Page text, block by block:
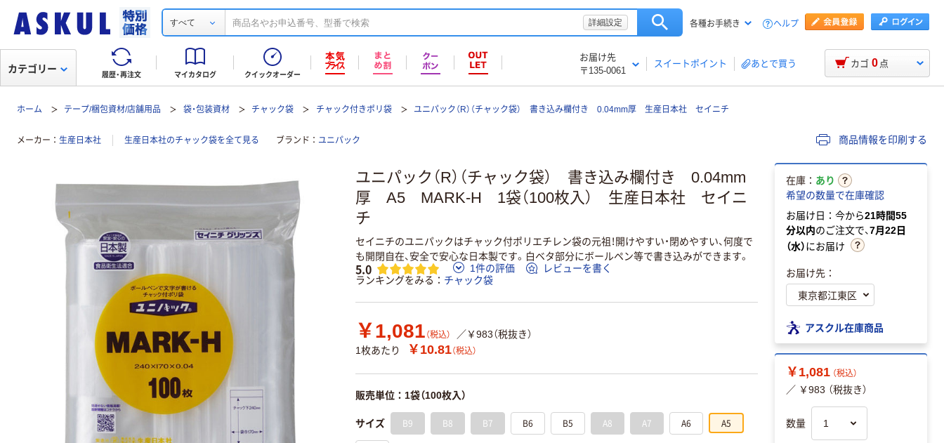
すべて 詳細設定 各種お手続き ヘルプ
履歴・再注文 マイカタログ クイックオーダー
お届け先
〒135-0061
スイートポイント あとで買う
カテゴリー カゴ 0 点
ホーム テープ/梱包資材/店舗用品 袋・包装資材 チャック袋 チャック付きポリ袋 ユニパック（R）（チャック袋） 書き込み欄付き 0.04mm厚 生産日本社 セイニチ
メーカー 生産日本社 生産日本社のチャック袋を全て見る ブランド ユニパック 商品情報を印刷する
ユニパック（R）（チャック袋） 書き込み欄付き 0.04mm
厚 A5 MARK-H 1袋（100枚入） 生産日本社 セイニ
チ
セイニチのユニパックはチャック付ポリエチレン袋の元祖！開けやすい・閉めやすい、何度で
も開閉自在、安全で安心な日本製です。白ベタ部分にボールペン等で書き込みができます。
5.0 1件の評価
レビューを書く
ランキングをみる
チャック袋
￥1,081 （税込）
／￥983（税抜き）
1枚あたり
￥10.81（税込）
販売単位：1袋（100枚入）
サイズ B9 B8 B7 B6 B5 A8 A7 A6 A5
在庫： あり
希望の数量で在庫確認
お届け日：今から21時間55
分以内のご注文で、7月22日
（水）にお届け
お届け先：
アスクル在庫商品
￥1,081 （税込）
／ ￥983 （税抜き）
数量